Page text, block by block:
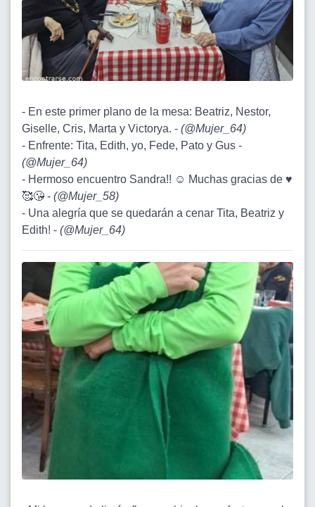
- En este primer plano de la mesa: Beatriz, Nestor,
Giselle, Cris, Marta y Victorya. - (@Mujer_64)
- Enfrente: Tita, Edith, yo, Fede, Pato y Gus -
(@Mujer_64)
- Hermoso encuentro Sandra!! ☺️ Muchas gracias de ♥️
🥰😘 - (@Mujer_58)
- Una alegría que se quedarán a cenar Tita, Beatriz y
Edith! - (@Mujer_64)